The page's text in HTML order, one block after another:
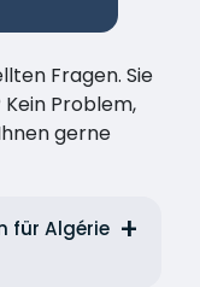
Fragen. Sie
Problem,
gerne
für Algérie